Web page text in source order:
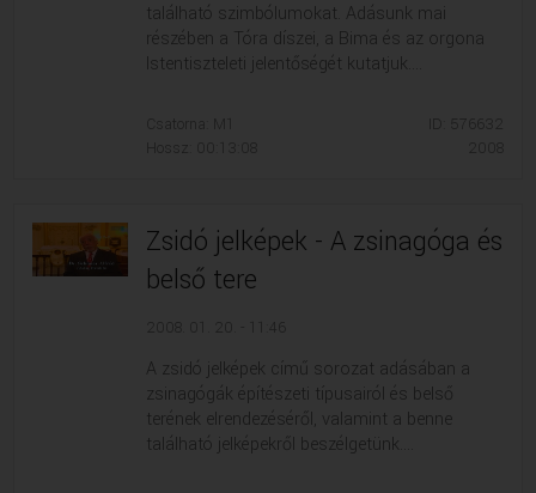
található szimbólumokat. Adásunk mai
részében a Tóra díszei, a Bima és az orgona
Istentiszteleti jelentőségét kutatjuk....
Csatorna: M1
Hossz: 00:13:08
ID: 576632
Zsidó jelképek - A zsinagóga és
belső tere
2008. 01. 20. - 11:46
A zsidó jelképek című sorozat adásában a
zsinagógák építészeti típusairól és belső
terének elrendezéséről, valamint a benne
található jelképekről beszélgetünk....